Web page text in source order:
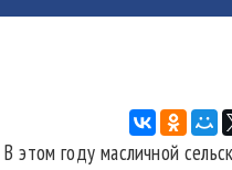
этом году масличной